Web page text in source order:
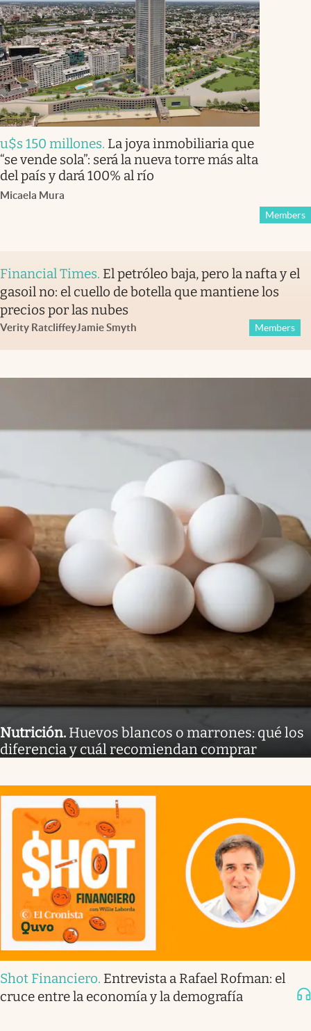
u$s 150 millones. La joya inmobiliaria que
“se vende sola”: será la nueva torre más alta
del país y dará 100% al río
Micaela Mura
Members
Financial Times. El petróleo baja, pero la nafta y el
gasoil no: el cuello de botella que mantiene los
precios por las nubes
Verity RatcliffeyJamie Smyth Members
Nutrición. Huevos blancos o marrones: qué los
diferencia y cuál recomiendan comprar
Shot Financiero. Entrevista a Rafael Rofman: el
cruce entre la economía y la demografía